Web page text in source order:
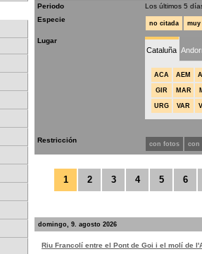
Periodo
Los últimos 5
Especie
no citada muy
Lugar
Cataluña
ACA AEM
GIR MAR
URG VAR
Restricción con fotos con
1 2 3 4 5 6
domingo, 9. agosto 2026
Riu Francolí entre el Pont de Goi i el molí de